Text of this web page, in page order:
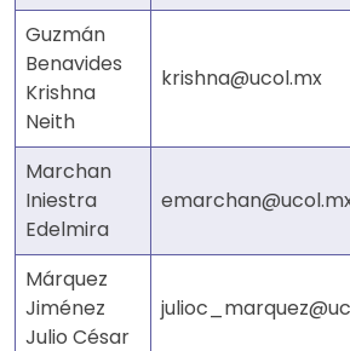
Guzmán
Benavides
Krishna
Neith
krishna@ucol.mx
Marchan
Iniestra
Edelmira
Márquez
Jiménez
Julio César